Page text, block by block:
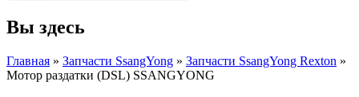
Вы здесь
Главная » Запчасти SsangYong » Запчасти SsangYong Rexton »
Мотор раздатки (DSL) SSANGYONG